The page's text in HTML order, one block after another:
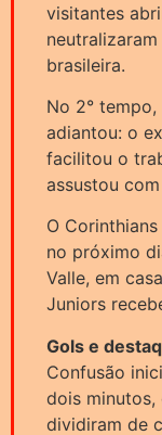
visitantes
brasileira.
No 2°
adiantou: o
facilitou o
assustou
O
no próximo
Valle, em
Juniors
Gols e
Confusão
dois minutos,
dividiram de